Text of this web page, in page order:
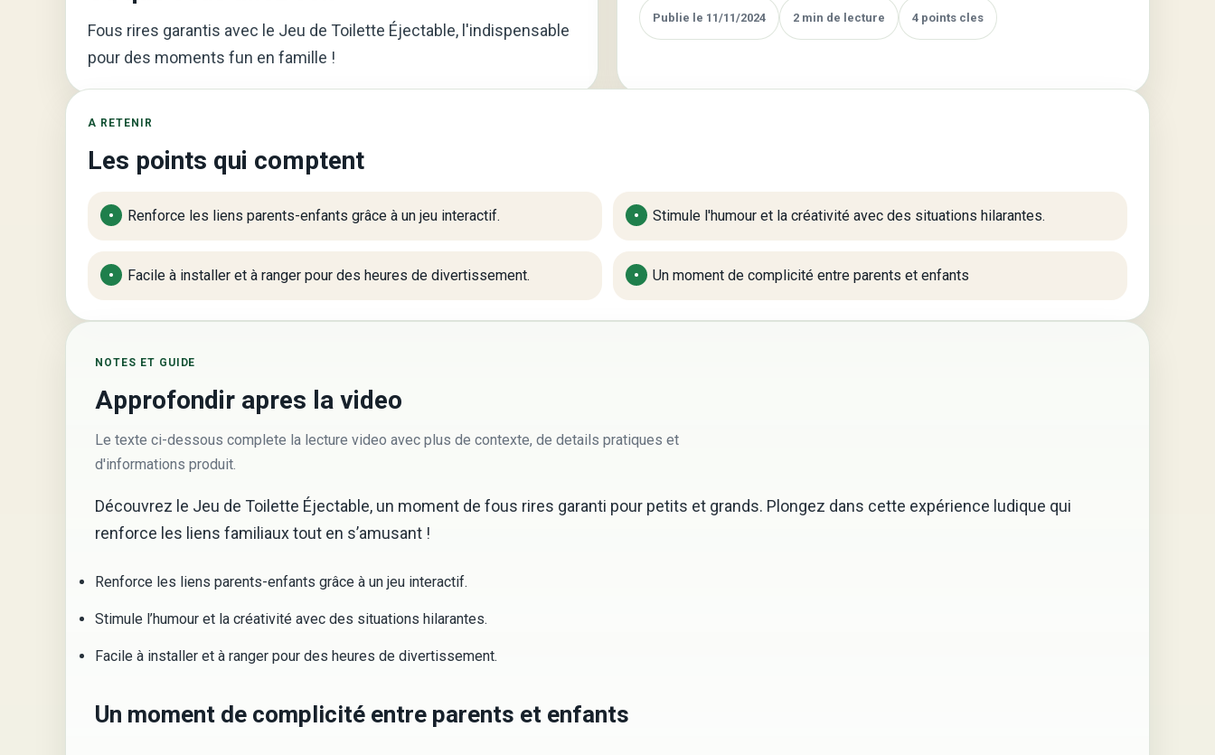
Familles
Fous rires garantis avec le Jeu de Toilette Éjectable, l'indispensable
pour des moments fun en famille !
Publie le 11/11/2024 2 min de lecture 4 points cles
A RETENIR
Les points qui comptent
Renforce les liens parents-enfants grâce à un jeu interactif. Stimule l'humour et la créativité avec des situations hilarantes.
Facile à installer et à ranger pour des heures de divertissement. Un moment de complicité entre parents et enfants
NOTES ET GUIDE
Approfondir apres la video
Le texte ci-dessous complete la lecture video avec plus de contexte, de details pratiques et
d'informations produit.
Découvrez le Jeu de Toilette Éjectable, un moment de fous rires garanti pour petits et grands. Plongez dans cette expérience ludique qui
renforce les liens familiaux tout en s’amusant !
Renforce les liens parents-enfants grâce à un jeu interactif.
Stimule l’humour et la créativité avec des situations hilarantes.
Facile à installer et à ranger pour des heures de divertissement.
Un moment de complicité entre parents et enfants